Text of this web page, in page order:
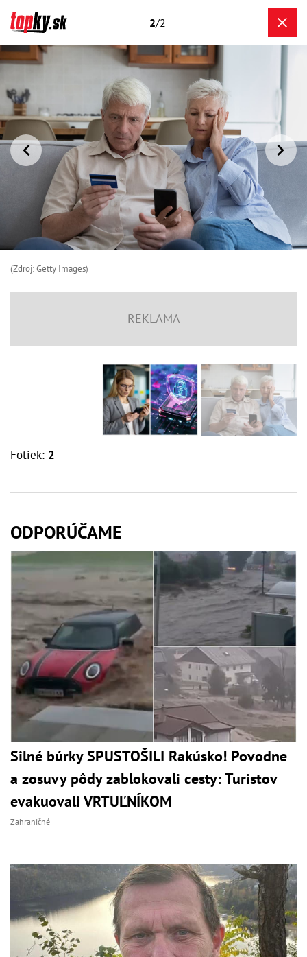
2/2
(Zdroj: Getty Images)
Fotiek: 2
ODPORÚČAME
Silné búrky SPUSTOŠILI Rakúsko! Povodne
a zosuvy pôdy zablokovali cesty: Turistov
evakuovali VRTUĽNÍKOM
Zahraničné